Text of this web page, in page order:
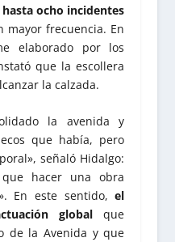
ocho incidentes
mayor frecuencia. En
elaborado por los
que la escollera
la calzada.
la avenida y
que había, pero
señaló Hidalgo:
hacer una obra
En este sentido, el
global que
de la Avenida y que